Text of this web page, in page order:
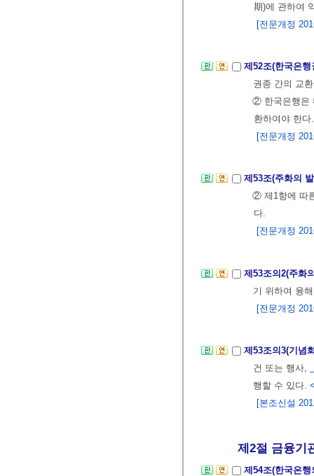
期)에 관하여
[전문개정
제52조(한국은
권종 간의 교
② 한국은행은
환하여야 한다.
[전문개정
제53조(주화의
② 제1항에 따
다.
[전문개정
제53조의2(주화
기 위하여 융
[전문개정
제53조의3(기념
건 또는 행사,
행할 수 있다.
[본조신설
제2절 금융기관
제54조(한국은